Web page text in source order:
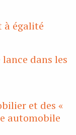
à égalité
dans les
et des «
automobile